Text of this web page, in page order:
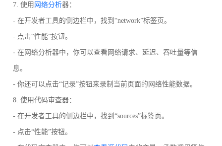
7. 使用 网络分析器：
- 在开发者工具的侧边栏中，找到“network”标签页。
- 点击“性能”按钮。
- 在网络分析器中，你可以查看网络请求、延迟、吞吐量等信
息。
- 你还可以点击“记录”按钮来录制当前页面的网络性能数据。
8. 使用代码审查器：
- 在开发者工具的侧边栏中，找到“sources”标签页。
- 点击“性能”按钮。